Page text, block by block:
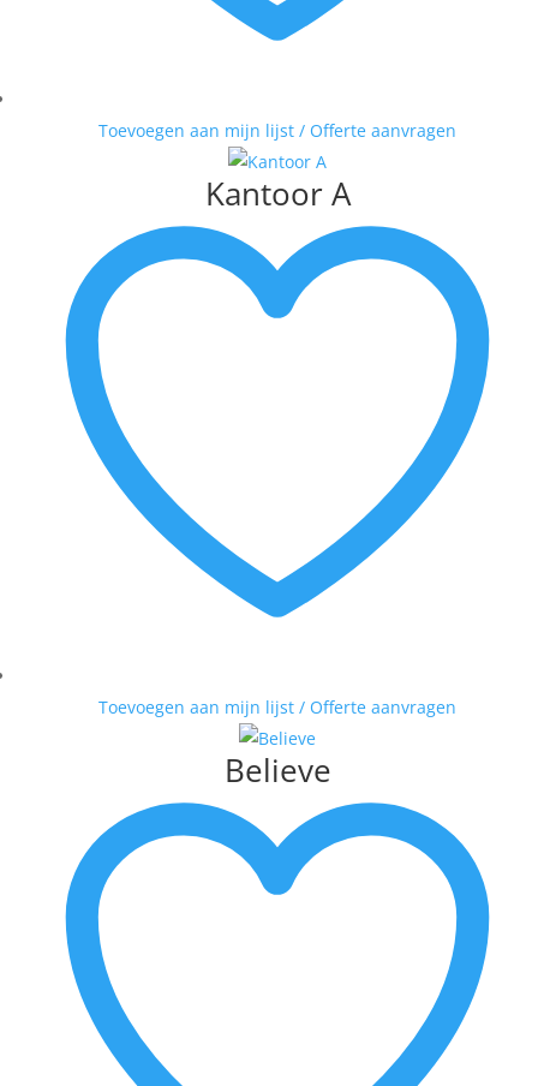
Toevoegen aan mijn lijst / Offerte aanvragen
Kantoor A
Toevoegen aan mijn lijst / Offerte aanvragen
Believe